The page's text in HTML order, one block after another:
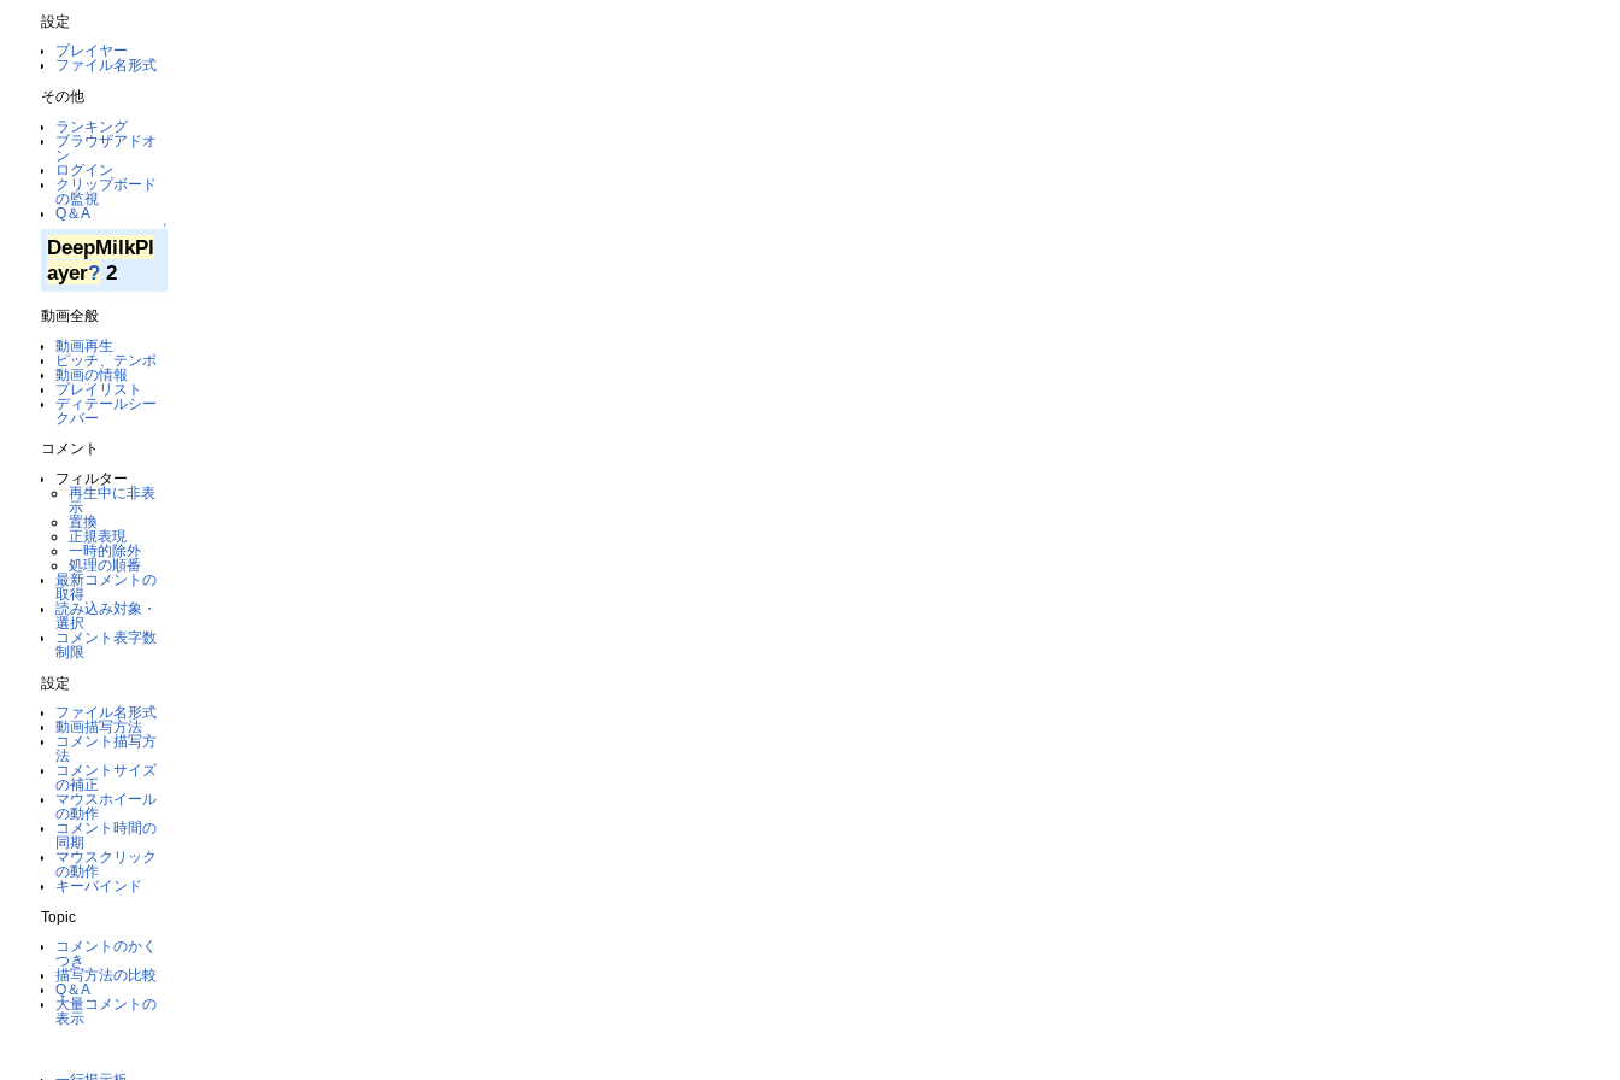
設定
プレイヤー
ファイル名形式
その他
ランキング
ブラウザアドオ
ン
ログイン
クリップボード
の監視
Q＆A
↑
DeepMilkPl
ayer? 2
動画全般
動画再生
ピッチ、テンポ
動画の情報
プレイリスト
ディテールシー
クバー
コメント
フィルター
再生中に非表
示
置換
正規表現
一時的除外
処理の順番
最新コメントの
取得
読み込み対象・
選択
コメント表字数
制限
設定
ファイル名形式
動画描写方法
コメント描写方
法
コメントサイズ
の補正
マウスホイール
の動作
コメント時間の
同期
マウスクリック
の動作
キーバインド
Topic
コメントのかく
つき
描写方法の比較
Q＆A
大量コメントの
表示